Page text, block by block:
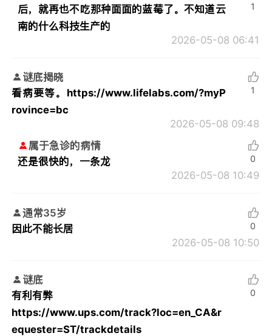
后，就再也不吃那种面面的蓝莓了。不知道云
南的什么科技生产的
2026-05-08 06:41
1
谜底揭晓
看病要等。https://www.lifelabs.com/?myP
rovince=bc
2026-05-08 09:48
1
属于急诊的病情
还是很快的，一条龙
2026-05-08 10:49
0
通常35岁
因此不能长居
2026-05-08 10:50
0
谜底
有利有弊
https://www.ups.com/track?loc=en_CA&r
equester=ST/trackdetails
0